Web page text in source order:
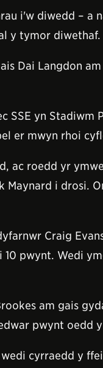
i'w diwedd – a
y tymor diwethaf.
Dai Langdon
SSE yn
er mwyn rhoi
ac roedd yr
Maynard i drosi.
Craig
pwynt. Wedi
am gais
pwynt oedd
cyrraedd y